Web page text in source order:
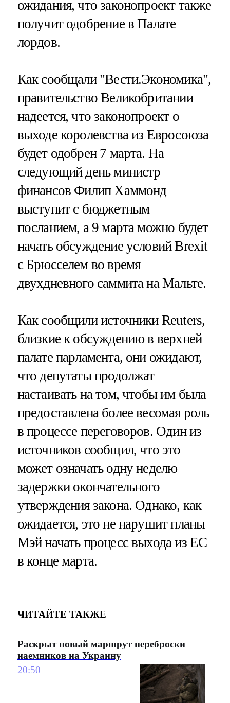
ожидания, что законопроект также
получит одобрение в Палате
лордов.
Как сообщали "Вести.Экономика",
правительство Великобритании
надеется, что законопроект о
выходе королевства из Евросоюза
будет одобрен 7 марта. На
следующий день министр
финансов Филип Хаммонд
выступит с бюджетным
посланием, а 9 марта можно будет
начать обсуждение условий Brexit
с Брюсселем во время
двухдневного саммита на Мальте.
Как сообщили источники Reuters,
близкие к обсуждению в верхней
палате парламента, они ожидают,
что депутаты продолжат
настаивать на том, чтобы им была
предоставлена более весомая роль
в процессе переговоров. Один из
источников сообщил, что это
может означать одну неделю
задержки окончательного
утверждения закона. Однако, как
ожидается, это не нарушит планы
Мэй начать процесс выхода из ЕС
в конце марта.
ЧИТАЙТЕ ТАКЖЕ
Раскрыт новый маршрут переброски
наемников на Украину
20:50